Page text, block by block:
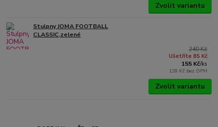
Zvolit variantu
Stulpny JOMA FOOTBALL
CLASSIC,zelené
240 Kč
Ušetříte 85 Kč
155 Kč/ks
128 Kč bez DPH
Zvolit variantu